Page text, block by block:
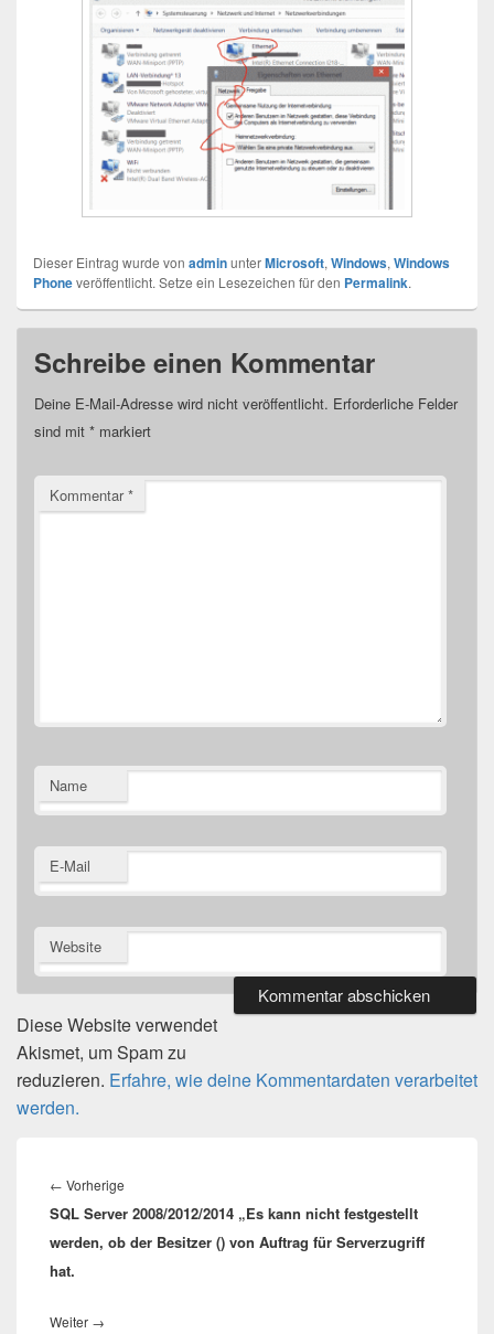
Dieser Eintrag wurde von adminunterMicrosoft, Windows, Windows
Phoneveröffentlicht. Setze ein Lesezeichen für den Permalink.
Schreibe einen Kommentar
Deine E-Mail-Adresse wird nicht veröffentlicht. Erforderliche Felder
sind mit * markiert
Kommentar*
Name
E-Mail
Website
Diese Website verwendet
Akismet, um Spam zu
reduzieren. Erfahre, wie deine Kommentardaten verarbeitet
werden.
← Vorherige
Beitrag:
SQL Server 2008/2012/2014 „Es kann nicht festgestellt
werden, ob der Besitzer () von Auftrag für Serverzugriff
hat.
Weiter →